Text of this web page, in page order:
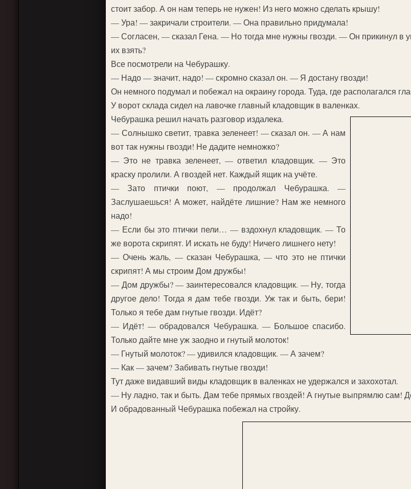
стоит забор. А он нам теперь не нужен! Из него можно сделать крышу!
— Ура! — закричали строители. — Она правильно придумала!
— Согласен, — сказал Гена. — Но тогда мне нужны гвозди. — Он прикинул в
их взять?
Все посмотрели на Чебурашку.
— Надо — значит, надо! — скромно сказал он. — Я достану гвозди!
Он немного подумал и побежал на окраину города. Туда, где располагался
У ворот склада сидел на лавочке главный кладовщик в валенках.
Чебурашка решил начать разговор издалека.
— Солнышко светит, травка зеленеет! — сказал он. — А нам
вот так нужны гвозди! Не дадите немножко?
— Это не травка зеленеет, — ответил кладовщик. — Это
краску пролили. А гвоздей нет. Каждый ящик на учёте.
— Зато птички поют, — продолжал Чебурашка. —
Заслушаешься! А может, найдёте лишние? Нам же немного
надо!
— Если бы это птички пели… — вздохнул кладовщик. — То
же ворота скрипят. И искать не буду! Ничего лишнего нету!
— Очень жаль, — сказан Чебурашка, — что это не птички
скрипят! А мы строим Дом дружбы!
— Дом дружбы? — заинтересовался кладовщик. — Ну, тогда
другое дело! Тогда я дам тебе гвозди. Уж так и быть, бери!
Только я тебе дам гнутые гвозди. Идёт?
— Идёт! — обрадовался Чебурашка. — Большое спасибо.
Только дайте мне уж заодно и гнутый молоток!
— Гнутый молоток? — удивился кладовщик. — А зачем?
— Как — зачем? Забивать гнутые гвозди!
Тут даже видавший виды кладовщик в валенках не удержался и захохотал.
— Ну ладно, так и быть. Дам тебе прямых гвоздей! А гнутые выпрямлю сам!
И обрадованный Чебурашка побежал на стройку.